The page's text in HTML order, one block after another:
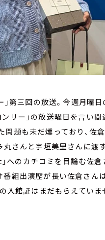
第三回の放送。今週月曜日
リー」の放送曜日を言い間
題も未だ燻っており、佐
丸さんと宇垣美里さんに渡
のカチコミを目論む佐倉
組出演歴が長い佐倉さん
入館証はまだもらえていま